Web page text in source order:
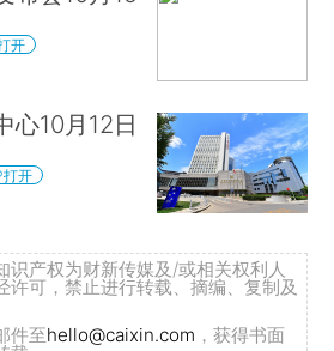
开
心10月12日
打开
识产权为财新传媒及/或相关权利人
许可，禁止进行转载、摘编、复制及
件至hello@caixin.com ，获得书面